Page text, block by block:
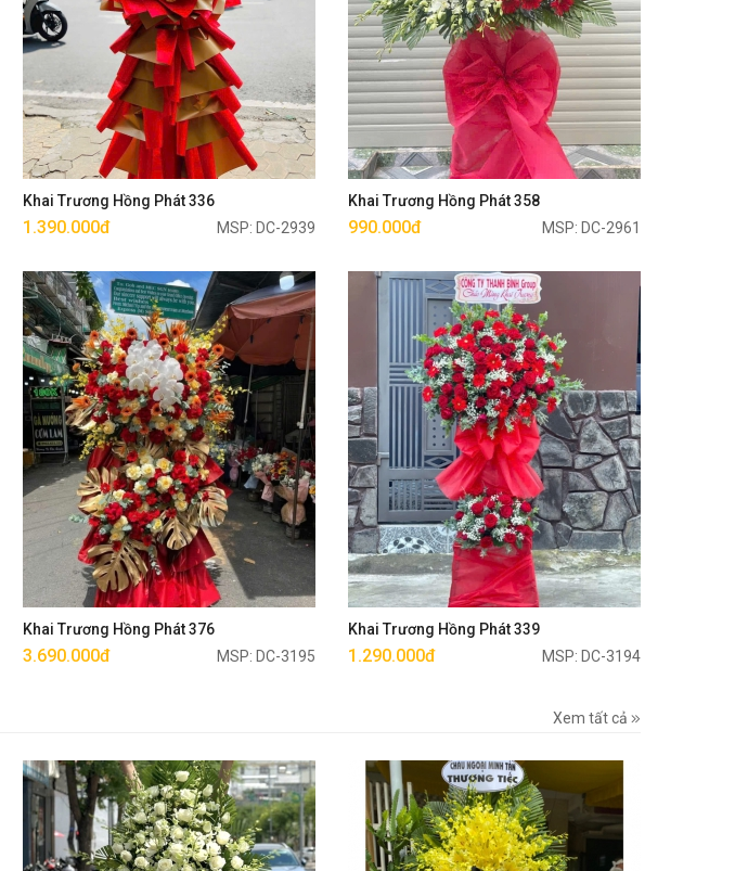
Khai Trương Hồng Phát 336
1.390.000đ MSP: DC-2939
Mua ngay
Khai Trương Hồng Phát 358
990.000đ MSP: DC-2961
Mua ngay
Khai Trương Hồng Phát 376
3.690.000đ MSP: DC-3195
Mua ngay
Khai Trương Hồng Phát 339
1.290.000đ MSP: DC-3194
Mua ngay
Xem tất cả